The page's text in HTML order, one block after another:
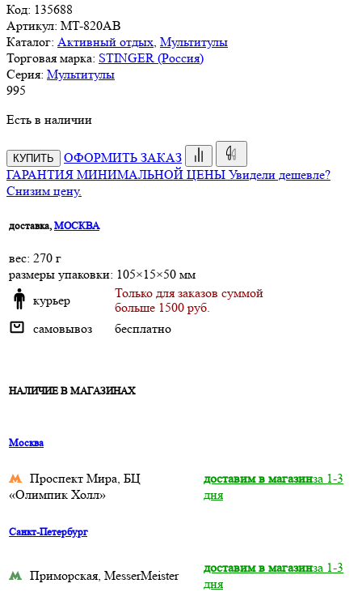
Код: 135688
Артикул: MT-820AB
Каталог: Активный отдых Мультитулы
Торговая марка: STINGER (Россия)
Серия: Мультитулы
995
Есть в наличии
КУПИТЬ
ОФОРМИТЬ ЗАКАЗ
ГАРАНТИЯ МИНИМАЛЬНОЙ ЦЕНЫ Увидели дешевле?
Снизим цену.
доставка, МОСКВА
веc: 270 г
размеры упаковки: 105×15×50 мм
курьер
Только для заказов суммой
больше 1500 руб.
самовывоз
бесплатно
НАЛИЧИЕ В МАГАЗИНАХ
Москва
Проспект Мира, БЦ
«Олимпик Холл»
доставим в магазинза 1-3
дня
Санкт-Петербург
Приморская, MesserMeister
доставим в магазинза 1-3
дня